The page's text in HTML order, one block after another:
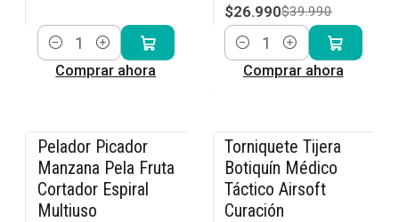
Cantidad
Comprar ahora
$26.990$39.990
Cantidad
Comprar ahora
-20% OFF
Pelador Picador
Manzana Pela Fruta
Cortador Espiral
Multiuso
-17% OFF
Torniquete Tijera
Botiquín Médico
Táctico Airsoft
Curación